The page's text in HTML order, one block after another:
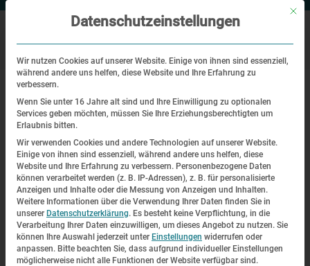
Startseite |
Pressemitteilung
Themenrundgang: Sinti und Roma
im KZ Dachau
| 25. Juli 2025
Mit
Datenschutzeinstellungen
Wir nutzen Cookies auf unserer Website. Einige von ihnen sind essenziell,
während andere uns helfen, diese Website und Ihre Erfahrung zu
verbessern.
Wenn Sie unter 16 Jahre alt sind und Ihre Einwilligung zu optionalen
Services geben möchten, müssen Sie Ihre Erziehungsberechtigten um
Erlaubnis bitten.
Wir verwenden Cookies und andere Technologien auf unserer Website.
Einige von ihnen sind essenziell, während andere uns helfen, diese
Website und Ihre Erfahrung zu verbessern. Personenbezogene Daten
können verarbeitet werden (z. B. IP-Adressen), z. B. für personalisierte
Anzeigen und Inhalte oder die Messung von Anzeigen und Inhalten.
Weitere Informationen über die Verwendung Ihrer Daten finden Sie in
unserer Datenschutzerklärung. Es besteht keine Verpflichtung, in die
Verarbeitung Ihrer Daten einzuwilligen, um dieses Angebot zu nutzen. Sie
können Ihre Auswahl jederzeit unter Einstellungen widerrufen oder
anpassen. Bitte beachten Sie, dass aufgrund individueller Einstellungen
möglicherweise nicht alle Funktionen der Website verfügbar sind.